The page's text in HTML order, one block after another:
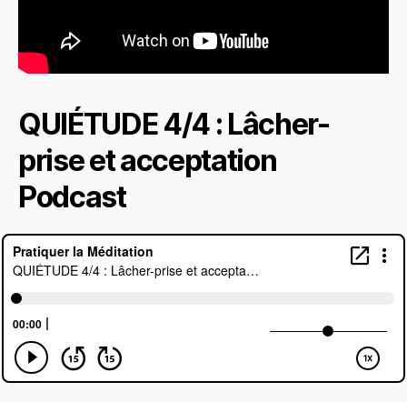
QUIÉTUDE 4/4 : Lâcher-
prise et acceptation
Podcast